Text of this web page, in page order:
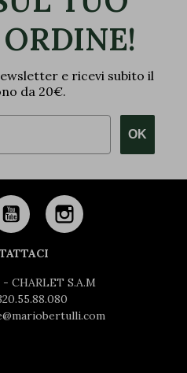
e ricevi subito il
da 20€.
OK
CHARLET S.A.M